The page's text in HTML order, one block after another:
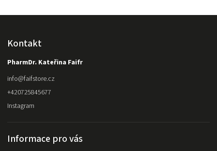
Kontakt
PharmDr. Kateřina Faifr
info@faifstore.cz
+420725845677
Instagram
Informace pro vás